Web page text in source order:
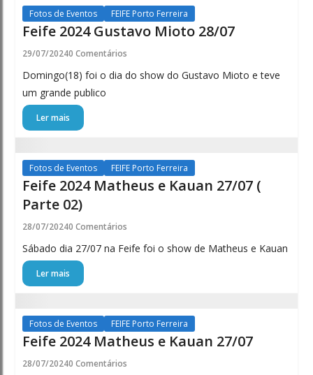
Fotos de Eventos FEIFE Porto Ferreira
Feife 2024 Gustavo Mioto 28/07
29/07/20240 Comentários
Domingo(18) foi o dia do show do Gustavo Mioto e teve
um grande publico
Ler mais
Fotos de Eventos FEIFE Porto Ferreira
Feife 2024 Matheus e Kauan 27/07 (
Parte 02)
28/07/20240 Comentários
Sábado dia 27/07 na Feife foi o show de Matheus e Kauan
Ler mais
Fotos de Eventos FEIFE Porto Ferreira
Feife 2024 Matheus e Kauan 27/07
28/07/20240 Comentários